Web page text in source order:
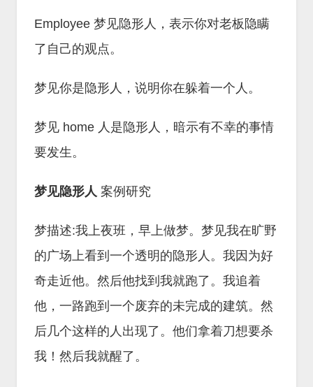
Employee 梦见隐形人，表示你对老板隐瞒
了自己的观点。
梦见你是隐形人，说明你在躲着一个人。
梦见 home 人是隐形人，暗示有不幸的事情
要发生。
梦见隐形人 案例研究
梦描述:我上夜班，早上做梦。梦见我在旷野
的广场上看到一个透明的隐形人。我因为好
奇走近他。然后他找到我就跑了。我追着
他，一路跑到一个废弃的未完成的建筑。然
后几个这样的人出现了。他们拿着刀想要杀
我！然后我就醒了。